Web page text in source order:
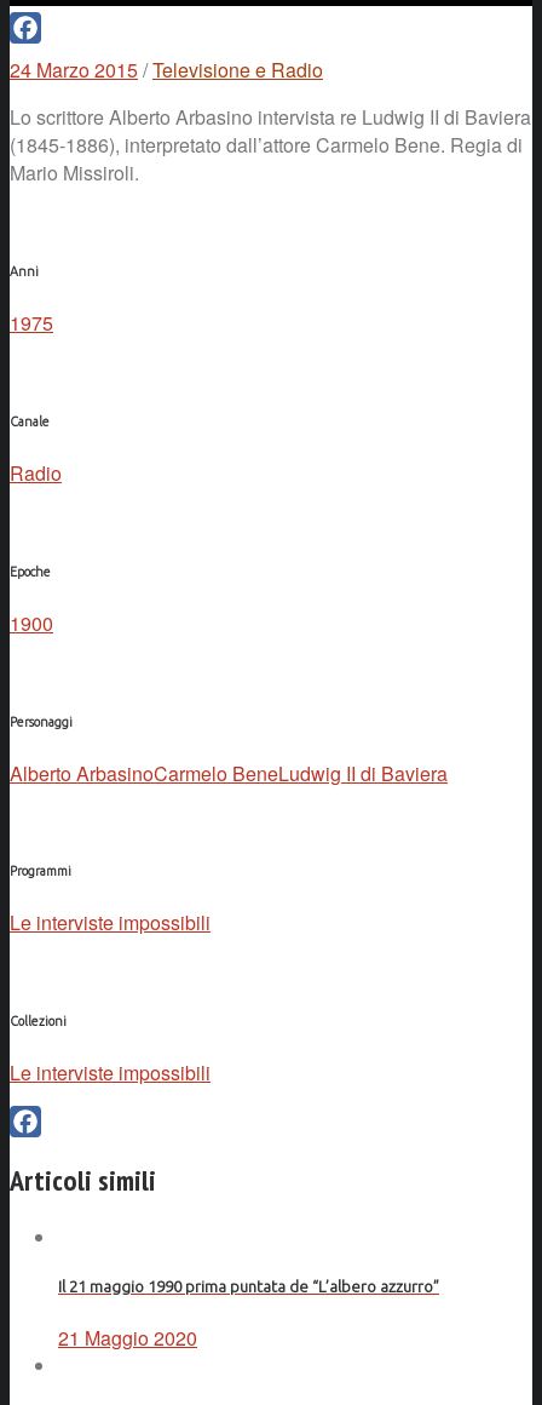
Facebook
24 Marzo 2015/Televisione e Radio
Lo scrittore Alberto Arbasino intervista re Ludwig II di Baviera
(1845-1886), interpretato dall’attore Carmelo Bene. Regia di
Mario Missiroli.
Anni
1975
Canale
Radio
Epoche
1900
Personaggi
Alberto ArbasinoCarmelo BeneLudwig II di Baviera
Programmi
Le interviste impossibili
Collezioni
Le interviste impossibili
Articoli simili
Il 21 maggio 1990 prima puntata de “L’albero azzurro”
21 Maggio 2020